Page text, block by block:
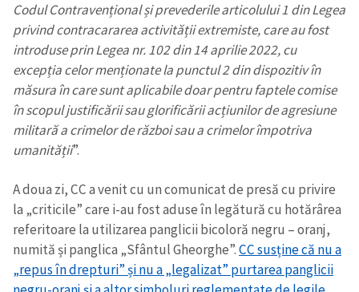
Trimite o informație
Despre ZdG
in English
Codul Contravențional și prevederile articolului 1 din Legea
privind contracararea activității extremiste, care au fost
introduse prin Legea nr. 102 din 14 aprilie 2022, cu
excepția celor menționate la punctul 2 din dispozitiv în
măsura în care sunt aplicabile doar pentru faptele comise
în scopul justificării sau glorificării acțiunilor de agresiune
militară a crimelor de război sau a crimelor împotriva
umanității”.
A doua zi, CC a venit cu un comunicat de presă cu privire
la „criticile” care i-au fost aduse în legătură cu hotărârea
referitoare la utilizarea panglicii bicoloră negru – oranj,
numită și panglica „Sfântul Gheorghe”.CC susține că nu a
„repus în drepturi” și nu a „legalizat” purtarea panglicii